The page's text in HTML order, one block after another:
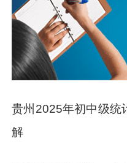
贵州2025年初中级统
解